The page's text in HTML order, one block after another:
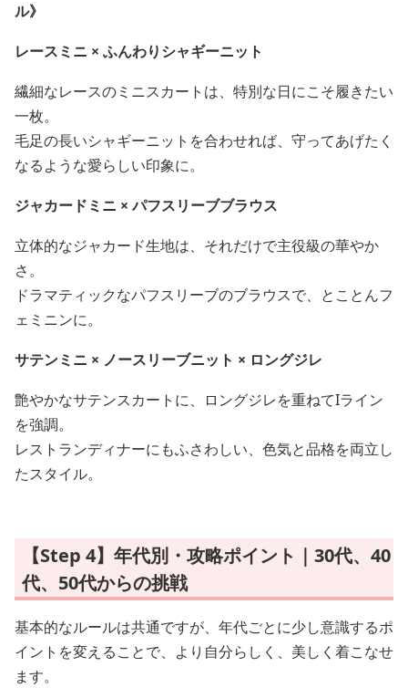
ル》
レースミニ × ふんわりシャギーニット
繊細なレースのミニスカートは、特別な日にこそ履きたい
一枚。
毛足の長いシャギーニットを合わせれば、守ってあげたく
なるような愛らしい印象に。
ジャカードミニ × パフスリーブブラウス
立体的なジャカード生地は、それだけで主役級の華やか
さ。
ドラマティックなパフスリーブのブラウスで、とことんフ
ェミニンに。
サテンミニ × ノースリーブニット × ロングジレ
艶やかなサテンスカートに、ロングジレを重ねてIライン
を強調。
レストランディナーにもふさわしい、色気と品格を両立し
たスタイル。
【Step 4】年代別・攻略ポイント｜30代、40
代、50代からの挑戦
基本的なルールは共通ですが、年代ごとに少し意識するポ
イントを変えることで、より自分らしく、美しく着こなせ
ます。